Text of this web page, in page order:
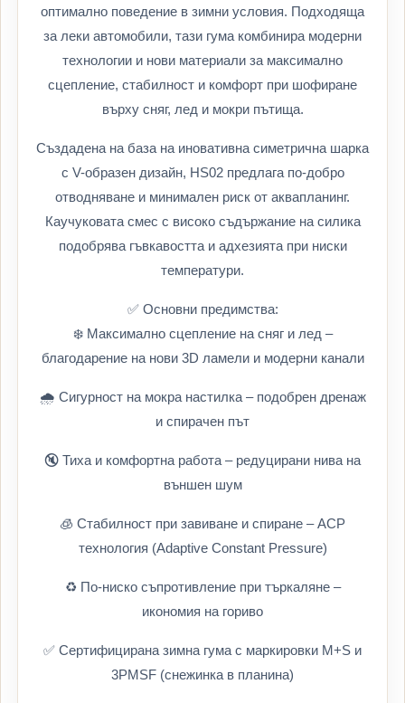
оптимално поведение в зимни условия. Подходяща
за леки автомобили, тази гума комбинира модерни
технологии и нови материали за максимално
сцепление, стабилност и комфорт при шофиране
върху сняг, лед и мокри пътища.
Създадена на база на иновативна симетрична шарка
с V-образен дизайн, HS02 предлага по-добро
отводняване и минимален риск от аквапланинг.
Каучуковата смес с високо съдържание на силика
подобрява гъвкавостта и адхезията при ниски
температури.
✅ Основни предимства:
❄️ Максимално сцепление на сняг и лед –
благодарение на нови 3D ламели и модерни канали
🌧️ Сигурност на мокра настилка – подобрен дренаж
и спирачен път
🔇 Тиха и комфортна работа – редуцирани нива на
външен шум
🧊 Стабилност при завиване и спиране – ACP
технология (Adaptive Constant Pressure)
♻️ По-ниско съпротивление при търкаляне –
икономия на гориво
✅ Сертифицирана зимна гума с маркировки M+S и
3PMSF (снежинка в планина)